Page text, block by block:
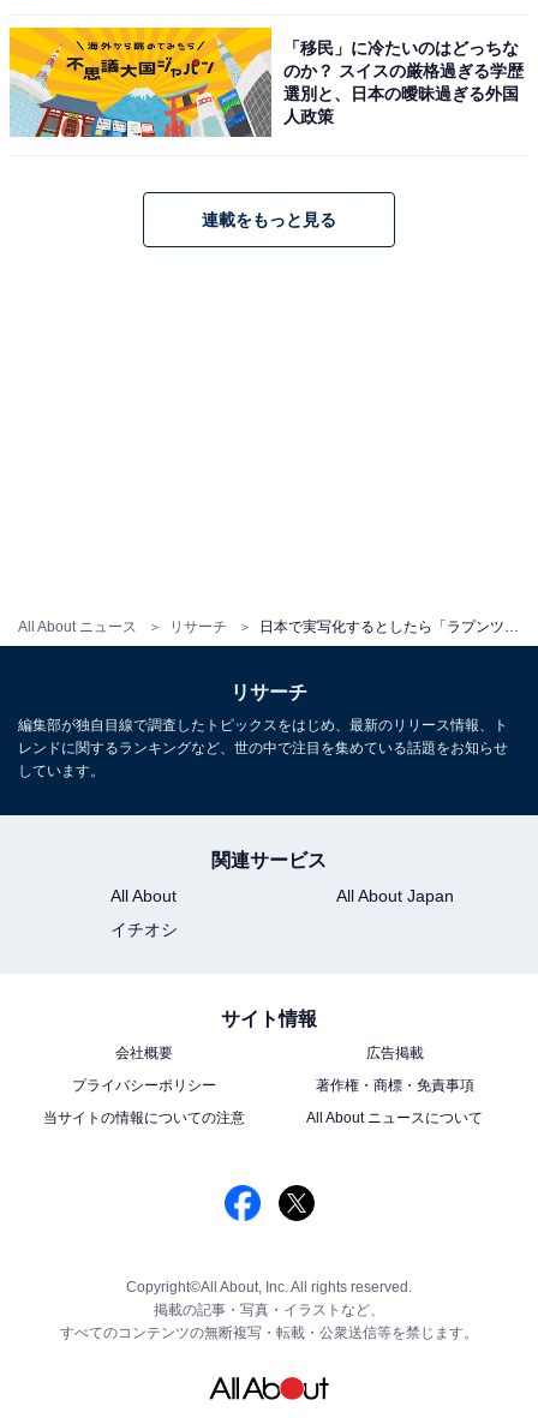
All About ニュース リサーチ 日本で実写化するとしたら「ラプンツェル」を演じてほしい俳優ランキング！ 2位「中川翔子」、1位は？
「移民」に冷たいのはどっちな
のか？ スイスの厳格過ぎる学歴
選別と、日本の曖昧過ぎる外国
人政策
連載をもっと見る
リサーチ
編集部が独自目線で調査したトピックスをはじめ、最新のリリース情報、ト
レンドに関するランキングなど、世の中で注目を集めている話題をお知らせ
しています。
関連サービス
All About
All About Japan
イチオシ
サイト情報
会社概要
広告掲載
プライバシーポリシー
著作権・商標・免責事項
当サイトの情報についての注意
All About ニュースについて
Copyright©All About, Inc. All rights reserved.
掲載の記事・写真・イラストなど、
すべてのコンテンツの無断複写・転載・公衆送信等を禁じます。